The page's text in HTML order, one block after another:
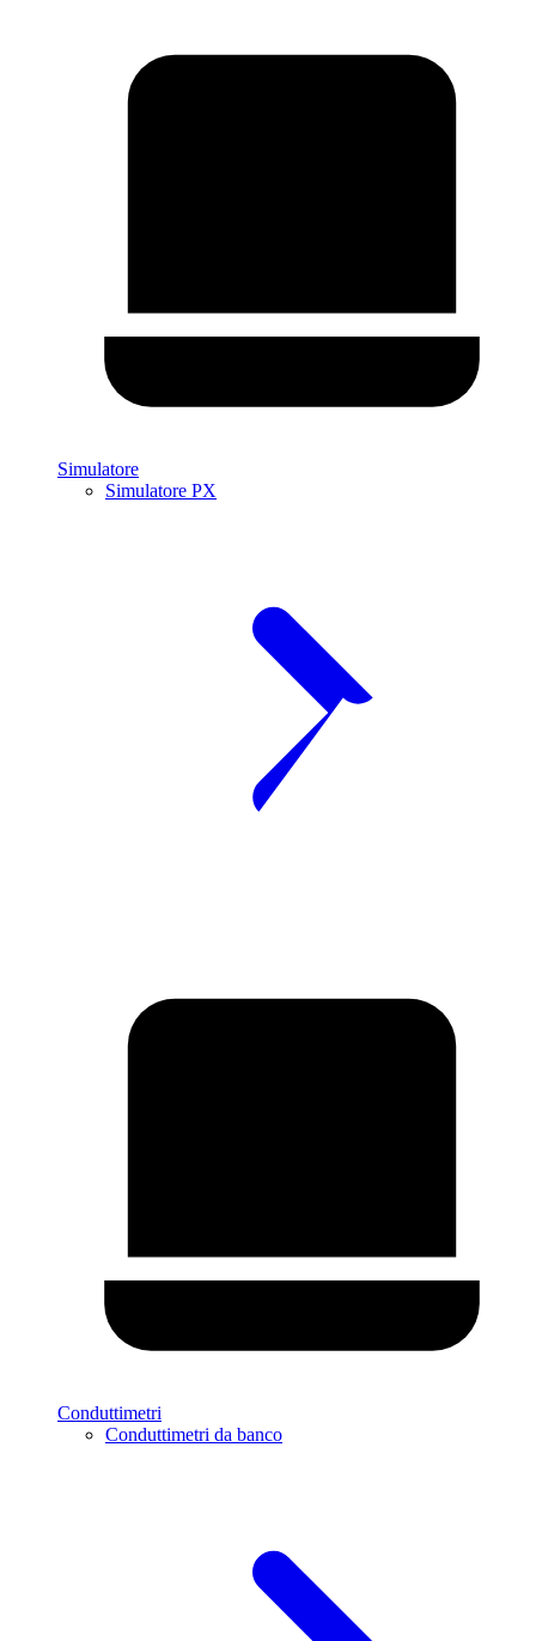
Simulatore
Simulatore PX
Conduttimetri
Conduttimetri da banco